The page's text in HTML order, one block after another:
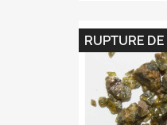
RUPTURE